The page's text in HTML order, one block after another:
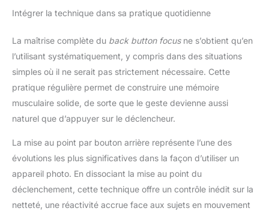
Intégrer la technique dans sa pratique quotidienne
La maîtrise complète du back button focusne s’obtient qu’en
l’utilisant systématiquement, y compris dans des situations
simples où il ne serait pas strictement nécessaire. Cette
pratique régulière permet de construire une mémoire
musculaire solide, de sorte que le geste devienne aussi
naturel que d’appuyer sur le déclencheur.
La mise au point par bouton arrière représente l’une des
évolutions les plus significatives dans la façon d’utiliser un
appareil photo. En dissociant la mise au point du
déclenchement, cette technique offre un contrôle inédit sur la
netteté, une réactivité accrue face aux sujets en mouvement